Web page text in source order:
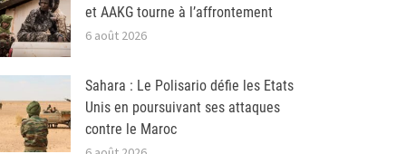
et AAKG tourne à l’affrontement
6 août 2026
Sahara : Le Polisario défie les Etats
Unis en poursuivant ses attaques
contre le Maroc